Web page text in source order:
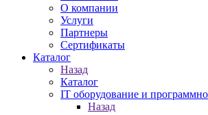
О компании
Услуги
Партнеры
Сертификаты
Каталог
Назад
Каталог
IT оборудование и
Назад